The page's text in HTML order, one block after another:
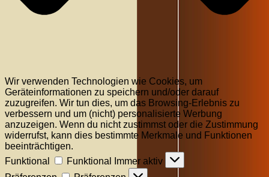
Wir verwenden Technologien wie Cookies, um
Geräteinformationen zu speichern und/oder darauf
zuzugreifen. Wir tun dies, um das Browsing-Erlebnis zu
verbessern und um (nicht) personalisierte Werbung
anzuzeigen. Wenn du nicht zustimmst oder die Zustimmung
widerrufst, kann dies bestimmte Merkmale und Funktionen
beeinträchtigen.
Funktional
Funktional
Immer aktiv